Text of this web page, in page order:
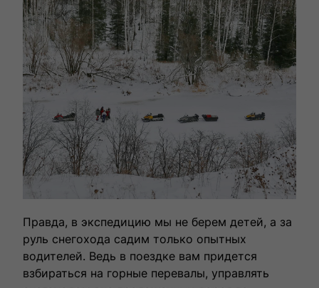
Правда, в экспедицию мы не берем детей, а за
руль снегохода садим только опытных
водителей. Ведь в поездке вам придется
взбираться на горные перевалы, управлять